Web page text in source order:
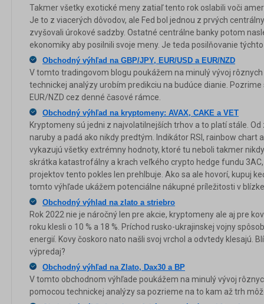
Takmer všetky exotické meny zatiaľ tento rok oslabili voči
Je to z viacerých dôvodov, ale Fed bol jednou z prvých
zvyšovali úrokové sadzby. Ostatné centrálne banky potom
ekonomiky aby posilnili svoje meny. Je teda posilňovanie
Obchodný výhľad na GBP/JPY, EUR/USD a EUR/NZD
V tomto tradingovom blogu poukážem na minulý vývoj
technickej analýzy urobím predikciu na budúce dianie. Pozrime
EUR/NZD cez denné časové rámce.
Obchodný výhľad na kryptomeny: AVAX, CAKE a VET
Kryptomeny sú jedni z najvolatilnejších trhov a to platí stále.
naruby a padá ako nikdy predtým. Indikátor RSI, rainbow chart
vykazujú všetky extrémny hodnoty, ktoré tu neboli takmer
skrátka katastrofálny a krach veľkého crypto hedge fundu
projektov tento pokles len prehlbuje. Ako sa ale hovorí, kupuj
tomto výhľade ukážem potenciálne nákupné príležitosti v
Obchodný výhlad na zlato a striebro
Rok 2022 nie je náročný len pre akcie, kryptomeny ale aj pre
roku klesli o 10 % a 18 %. Príchod rusko-ukrajinskej vojny
energií. Kovy čoskoro nato našli svoj vrchol a odvtedy klesajú.
výpredaj?
Obchodný výhľad na Zlato, Dax30 a BP
V tomto obchodnom výhľade poukážem na minulý vývoj
pomocou technickej analýzy sa pozrieme na to kam až trh